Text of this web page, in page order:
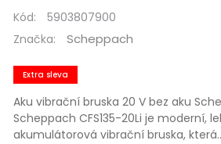
Kód:
5903807900
Značka:
Scheppach
Extra sleva
Aku vibrační bruska 20 V bez aku
Scheppach CFS135-20Li je moderní,
akumulátorová vibrační bruska,